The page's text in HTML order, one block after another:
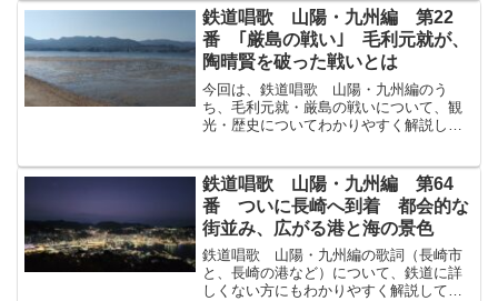
に今ものこりて寳物ほうもつの中にある
こそあはれなれさらに読みや...
鉄道唱歌 山陽・九州編 第22
番 ｢厳島の戦い｣ 毛利元就が、
陶晴賢を破った戦いとは
今回は、鉄道唱歌 山陽・九州編のう
ち、毛利元就・厳島の戦いについて、観
光・歴史についてわかりやすく解説して
みの敵あだ陶晴賢すえはるかたを誅ちゅ
うせしはのこす武臣ぶしん...
鉄道唱歌 山陽・九州編 第64
番 ついに長崎へ到着 都会的な
街並み、広がる港と海の景色
鉄道唱歌 山陽・九州編の歌詞（長崎市
と、長崎の港など）について、鉄道に詳
しくない方にもわかりやすく解説してゆ